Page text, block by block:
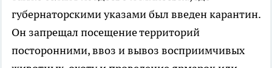
губернаторскими указами был введен карантин.
Он запрещал посещение территорий
посторонними, ввоз и вывоз восприимчивых